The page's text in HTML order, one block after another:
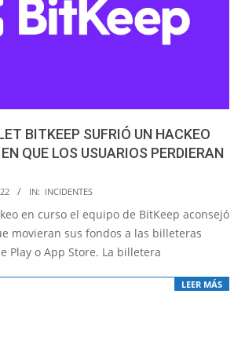
BITKEEP SUFRIÓ UN HACKEO
QUE LOS USUARIOS PERDIERAN
IN: INCIDENTES
en curso el equipo de BitKeep aconsejó
movieran sus fondos a las billeteras
Play o App Store. La billetera
LEER MÁS